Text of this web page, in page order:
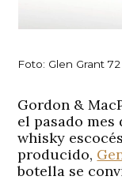
Foto: Glen Grant
Gordon &
el pasado
whisky
producido,
botella se